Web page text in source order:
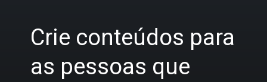
Crie conteúdos para
as pessoas que